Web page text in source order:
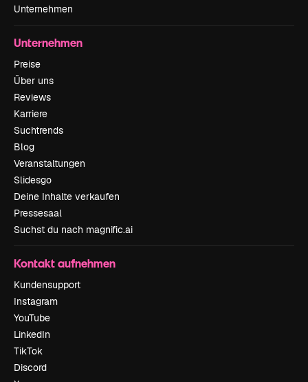
Unternehmen
Unternehmen
Preise
Über uns
Reviews
Karriere
Suchtrends
Blog
Veranstaltungen
Slidesgo
Deine Inhalte verkaufen
Pressesaal
Suchst du nach magnific.ai
Kontakt aufnehmen
Kundensupport
Instagram
YouTube
LinkedIn
TikTok
Discord